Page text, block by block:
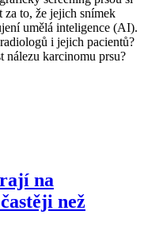
to, že jejich snímek
umělá inteligence (AI).
i jejich pacientů?
nálezu karcinomu prsu?
na
než